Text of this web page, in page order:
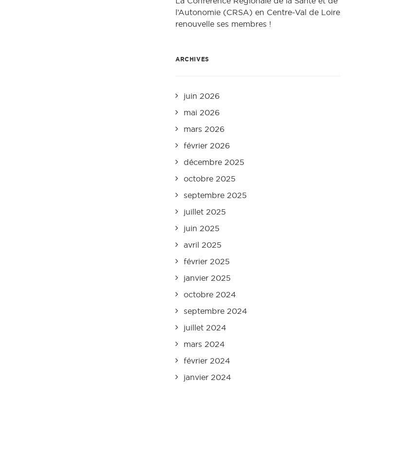
l’Autonomie (CRSA) en Centre-Val de Loire
renouvelle ses membres !
ARCHIVES
juin 2026
mai 2026
mars 2026
février 2026
décembre 2025
octobre 2025
septembre 2025
juillet 2025
juin 2025
avril 2025
février 2025
janvier 2025
octobre 2024
septembre 2024
juillet 2024
mars 2024
février 2024
janvier 2024